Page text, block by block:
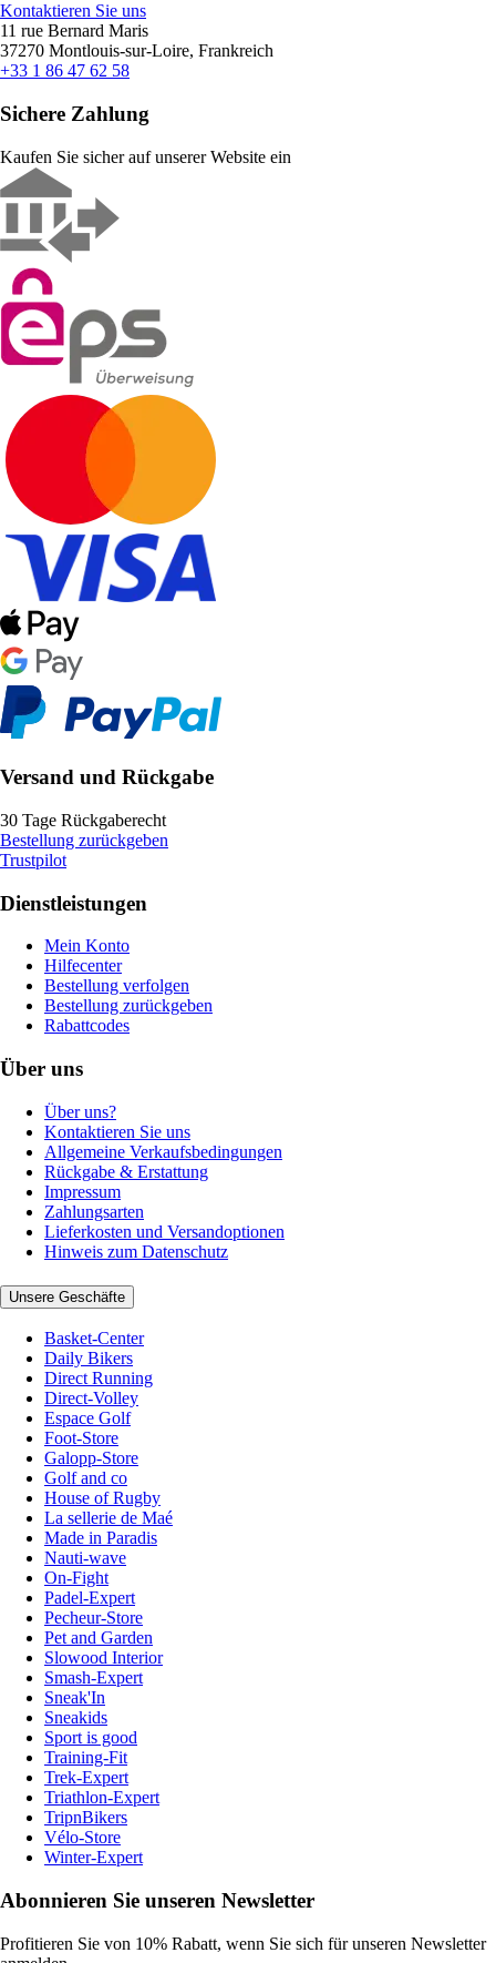
Kontaktieren Sie uns
11 rue Bernard Maris
37270 Montlouis-sur-Loire, Frankreich
+33 1 86 47 62 58
Sichere Zahlung
Kaufen Sie sicher auf unserer Website ein
Versand und Rückgabe
30 Tage Rückgaberecht
Bestellung zurückgeben
Trustpilot
Dienstleistungen
Mein Konto
Hilfecenter
Bestellung verfolgen
Bestellung zurückgeben
Rabattcodes
Über uns
Über uns?
Kontaktieren Sie uns
Allgemeine Verkaufsbedingungen
Rückgabe & Erstattung
Impressum
Zahlungsarten
Lieferkosten und Versandoptionen
Hinweis zum Datenschutz
Unsere Geschäfte
Basket-Center
Daily Bikers
Direct Running
Direct-Volley
Espace Golf
Foot-Store
Galopp-Store
Golf and co
House of Rugby
La sellerie de Maé
Made in Paradis
Nauti-wave
On-Fight
Padel-Expert
Pecheur-Store
Pet and Garden
Slowood Interior
Smash-Expert
Sneak'In
Sneakids
Sport is good
Training-Fit
Trek-Expert
Triathlon-Expert
TripnBikers
Vélo-Store
Winter-Expert
Abonnieren Sie unseren Newsletter
Profitieren Sie von 10% Rabatt, wenn Sie sich für unseren Newsletter